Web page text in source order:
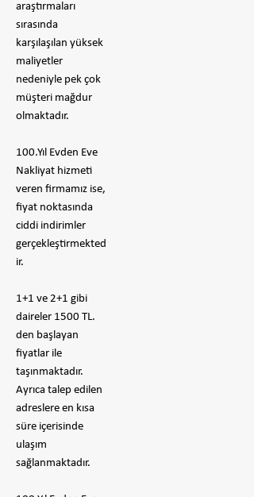
araştırmaları
sırasında
karşılaşılan yüksek
maliyetler
nedeniyle pek çok
müşteri mağdur
olmaktadır.
100.Yıl Evden Eve
Nakliyat hizmeti
veren firmamız ise,
fiyat noktasında
ciddi indirimler
gerçekleştirmekted
ir.
1+1 ve 2+1 gibi
daireler 1500 TL.
den başlayan
fiyatlar ile
taşınmaktadır.
Ayrıca talep edilen
adreslere en kısa
süre içerisinde
ulaşım
sağlanmaktadır.